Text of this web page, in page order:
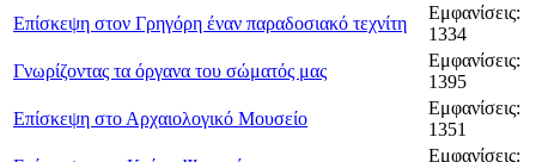
Επίσκεψη στον Γρηγόρη έναν παραδοσιακό τεχνίτη
Εμφανίσεις:
1334
Γνωρίζοντας τα όργανα του σώματός μας
Εμφανίσεις:
1395
Επίσκεψη στο Αρχαιολογικό Μουσείο
Εμφανίσεις:
1351
Εμφανίσεις: